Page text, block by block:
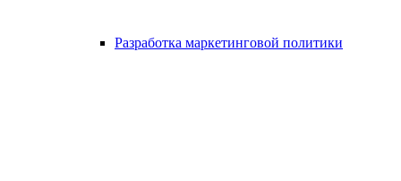
Разработка маркетинговой политики